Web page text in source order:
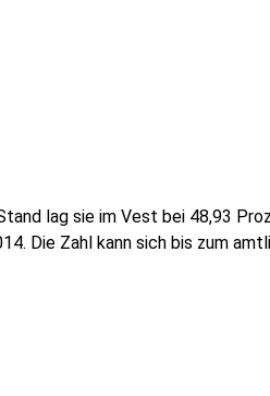
lag sie im Vest bei 48,93
Die Zahl kann sich bis zum